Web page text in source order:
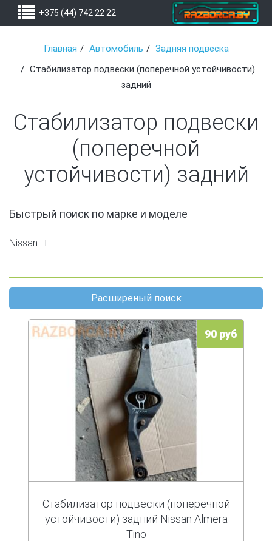
+375 (44) 742 22 22
Главная Автомобиль
Задняя подвеска
Стабилизатор подвески (поперечной устойчивости)
задний
Стабилизатор подвески
(поперечной
устойчивости) задний
Быстрый поиск по марке и моделе
Nissan
Расширеный поиск
90 руб
Стабилизатор подвески (поперечной
устойчивости) задний Nissan Almera
Tino